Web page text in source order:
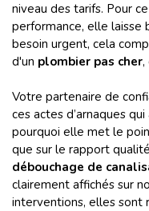
niveau des tarifs. Pour
performance, elle laisse
besoin urgent, cela
d'un plombier pas cher,
Votre partenaire de
ces actes d’arnaques
pourquoi elle met le
que sur le rapport
débouchage de
clairement affichés sur
interventions, elles sont